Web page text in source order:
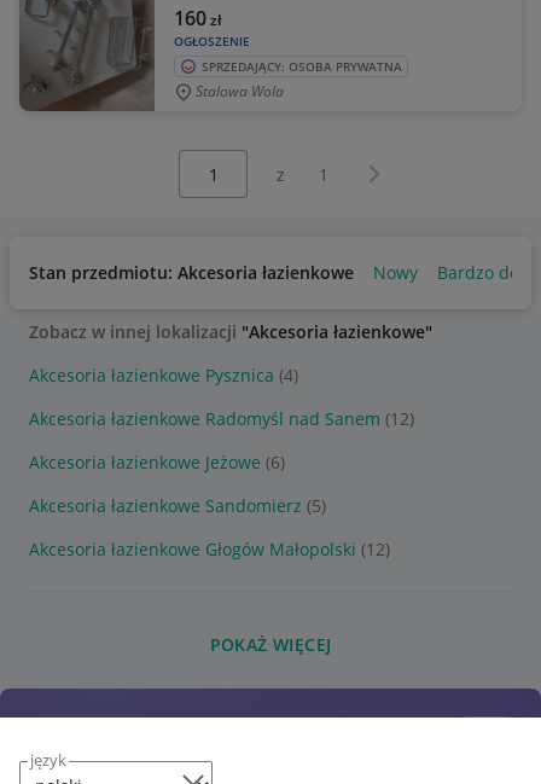
język
OGŁOSZENIE
160zł
SPRZEDAJĄCY: OSOBA PRYWATNA
Stalowa Wola
z 1 Następna strona
Stan przedmiotu: Akcesoria łazienkowe Nowy Bardzo
Zobacz w innej lokalizacji "Akcesoria łazienkowe"
Akcesoria łazienkowe Pysznica (4)
Akcesoria łazienkowe Radomyśl nad Sanem (12)
Akcesoria łazienkowe Jeżowe (6)
Akcesoria łazienkowe Sandomierz (5)
Akcesoria łazienkowe Głogów Małopolski (12)
POKAŻ WIĘCEJ